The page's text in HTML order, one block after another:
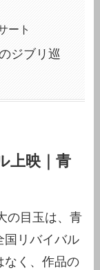
ート
ジブリ巡
上映｜青
の目玉は、青
国リバイバル
なく、作品の